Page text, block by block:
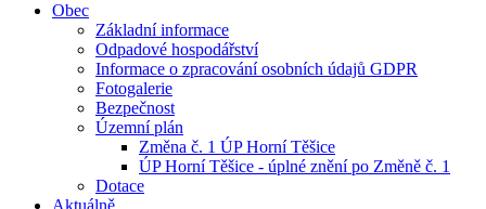
Obec
Základní informace
Odpadové hospodářství
Informace o zpracování osobních údajů GDPR
Fotogalerie
Bezpečnost
Územní plán
Změna č. 1 ÚP Horní Těšice
ÚP Horní Těšice - úplné znění po Změně č. 1
Dotace
Aktuálně